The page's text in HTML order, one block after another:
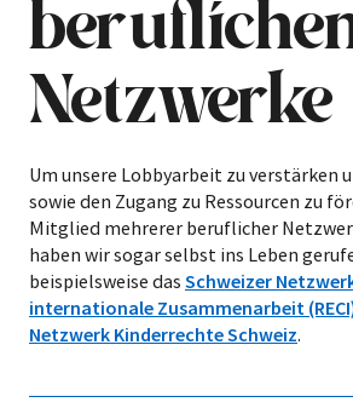
Netzwerke
Um unsere Lobbyarbeit zu verstärken
sowie den Zugang zu Ressourcen zu
Mitglied mehrerer beruflicher
haben wir sogar selbst ins Leben
beispielsweise das Schweizer
internationale Zusammenarbeit
Netzwerk Kinderrechte Schweiz.